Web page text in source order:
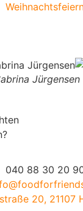
Jürgensen
040 88 30 20
20, 21107